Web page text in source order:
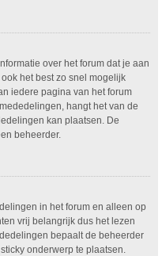
over het forum dat je aan
het best zo snel mogelijk
iedere pagina van het forum
hangt het van de
kan plaatsen. De
beheerder.
in het forum en alleen op
vrij belangrijk dus het lezen
bepaalt de beheerder
onderwerp te plaatsen.